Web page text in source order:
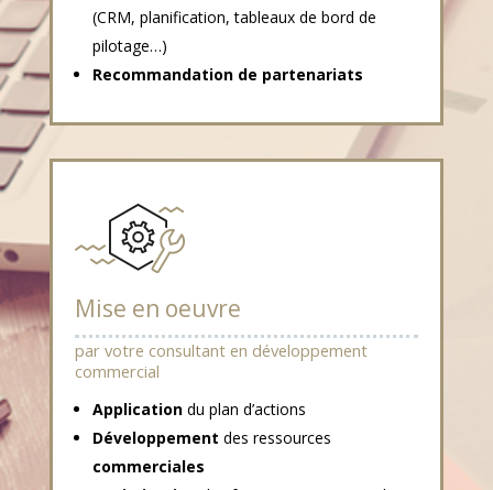
(CRM, planification, tableaux de bord de
pilotage…)
Recommandation de partenariats
Mise en oeuvre
par votre consultant en développement
commercial
Applicationdu plan d’actions
Développement des ressources
commerciales